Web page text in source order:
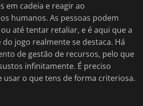
em cadeia e reagir ao
humanos. As pessoas podem
até tentar retaliar, e é aqui que a
jogo realmente se destaca. Há
de gestão de recursos, pelo que
infinitamente. É preciso
usar o que tens de forma criteriosa.